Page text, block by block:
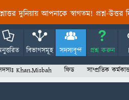
দুনিয়ায় আপনাকে স্বাগতম! প্রশ্ন-উত্তর
বিভাগসমূহ সদস্যবৃন্দ প্রশ্ন করুন
Khan.Misbah ফিড সাম্প্রতিক